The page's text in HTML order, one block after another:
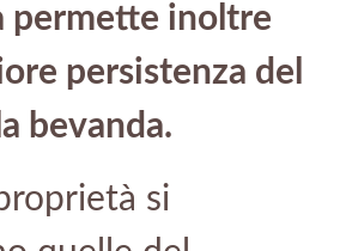
permette inoltre
persistenza del
bevanda.
si